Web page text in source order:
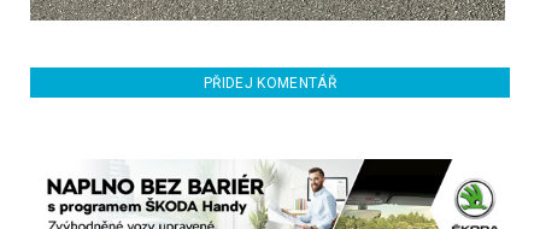
PŘIDEJ KOMENTÁŘ